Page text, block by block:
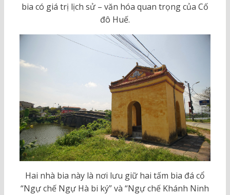
bia có giá trị lịch sử – văn hóa quan trọng của Cố
đô Huế.
Hai nhà bia này là nơi lưu giữ hai tấm bia đá cổ
“Ngự chế Ngự Hà bi ký” và “Ngự chế Khánh Ninh